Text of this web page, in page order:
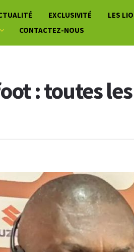
EXCLUSIVITÉ LES
CONTACTEZ-NOUS
: toutes